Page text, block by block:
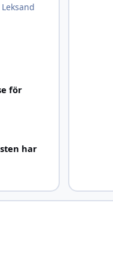
för
har